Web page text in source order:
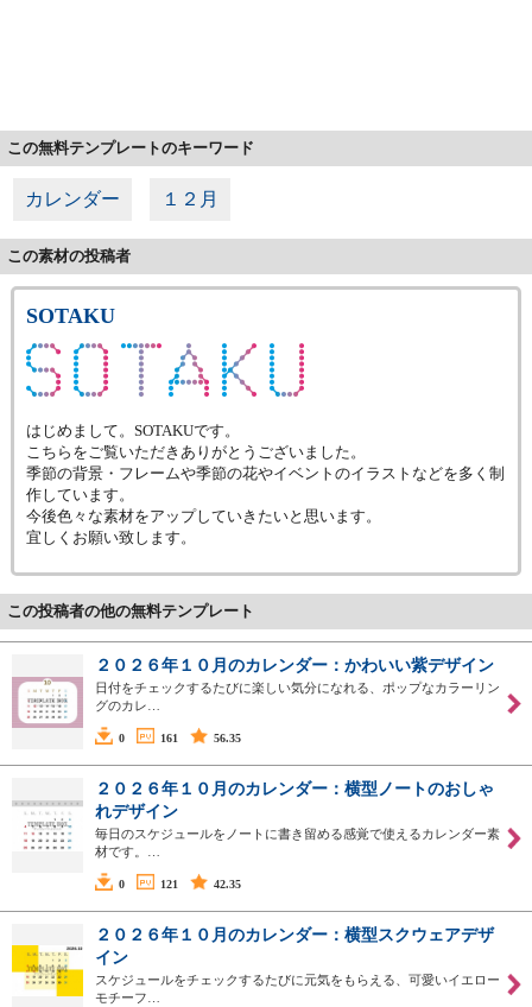
この無料テンプレートのキーワード
カレンダー １２月
この素材の投稿者
SOTAKU
はじめまして。SOTAKUです。
こちらをご覧いただきありがとうございました。
季節の背景・フレームや季節の花やイベントのイラストなどを多く制
作しています。
今後色々な素材をアップしていきたいと思います。
宜しくお願い致します。
この投稿者の他の無料テンプレート
２０２６年１０月のカレンダー：かわいい紫デザイン
日付をチェックするたびに楽しい気分になれる、ポップなカラーリン
グのカレ…
0 161 56.35
２０２６年１０月のカレンダー：横型ノートのおしゃ
れデザイン
毎日のスケジュールをノートに書き留める感覚で使えるカレンダー素
材です。…
0 121 42.35
２０２６年１０月のカレンダー：横型スクウェアデザ
イン
スケジュールをチェックするたびに元気をもらえる、可愛いイエロー
モチーフ…